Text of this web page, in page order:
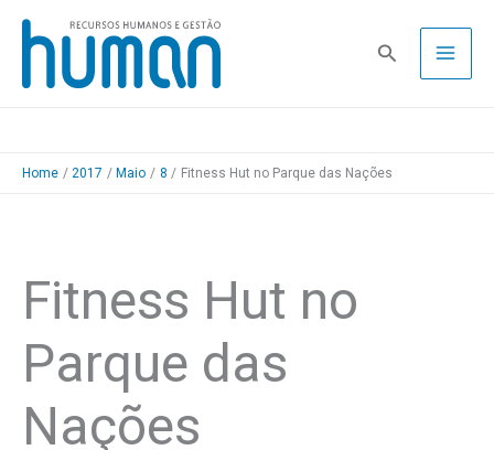
Skip
content
Pesquisa
Home 2017 Maio 8 Fitness Hut no Parque das Nações
Fitness Hut no
Parque das
Nações